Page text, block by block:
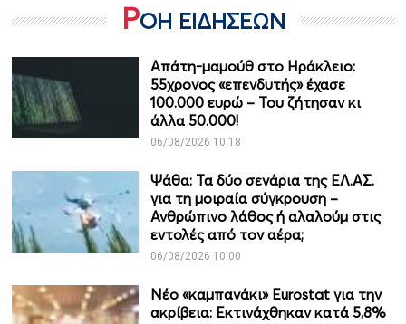
ΡΟΗ ΕΙΔΗΣΕΩΝ
Απάτη-μαμούθ στο Ηράκλειο:
55χρονος «επενδυτής» έχασε
100.000 ευρώ – Του ζήτησαν κι
άλλα 50.000!
06/08/2026 10:18
Ψάθα: Τα δύο σενάρια της ΕΛ.ΑΣ.
για τη μοιραία σύγκρουση –
Ανθρώπινο λάθος ή αλαλούμ στις
εντολές από τον αέρα;
06/08/2026 10:00
Νέο «καμπανάκι» Eurostat για την
ακρίβεια: Εκτινάχθηκαν κατά 5,8%